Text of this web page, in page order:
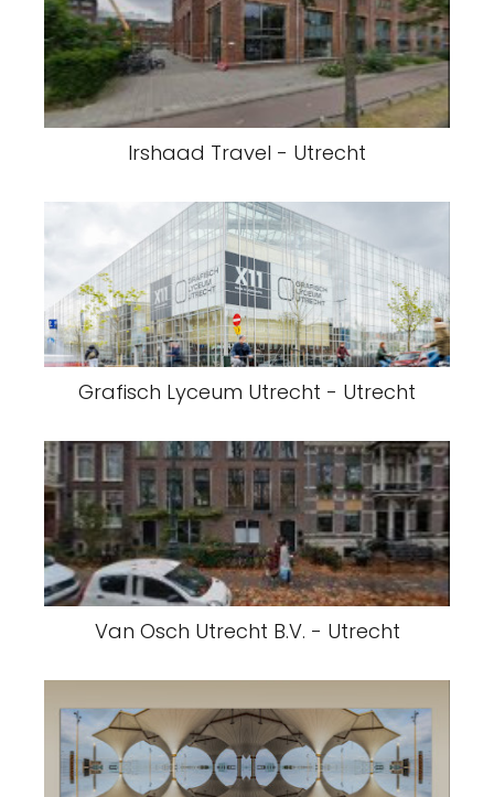
Irshaad Travel - Utrecht
Grafisch Lyceum Utrecht - Utrecht
Van Osch Utrecht B.V. - Utrecht